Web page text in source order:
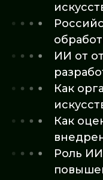
ИИ от
Как
Как
Роль